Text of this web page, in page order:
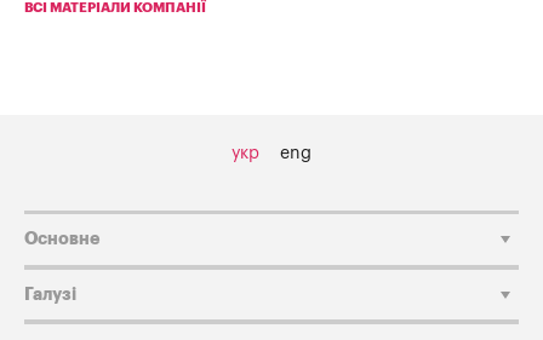
ВСІ МАТЕРІАЛИ КОМПАНІЇ
укр eng
Основне
Галузі